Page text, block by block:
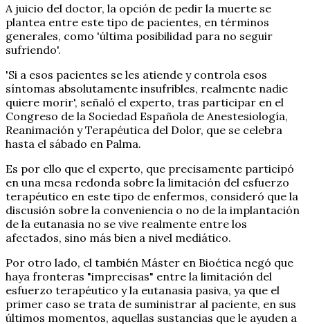
A juicio del doctor, la opción de pedir la muerte se
plantea entre este tipo de pacientes, en términos
generales, como 'última posibilidad para no seguir
sufriendo'.
'Si a esos pacientes se les atiende y controla esos
síntomas absolutamente insufribles, realmente nadie
quiere morir', señaló el experto, tras participar en el
Congreso de la Sociedad Española de Anestesiología,
Reanimación y Terapéutica del Dolor, que se celebra
hasta el sábado en Palma.
Es por ello que el experto, que precisamente participó
en una mesa redonda sobre la limitación del esfuerzo
terapéutico en este tipo de enfermos, consideró que la
discusión sobre la conveniencia o no de la implantación
de la eutanasia no se vive realmente entre los
afectados, sino más bien a nivel mediático.
Por otro lado, el también Máster en Bioética negó que
haya fronteras "imprecisas" entre la limitación del
esfuerzo terapéutico y la eutanasia pasiva, ya que el
primer caso se trata de suministrar al paciente, en sus
últimos momentos, aquellas sustancias que le ayuden a